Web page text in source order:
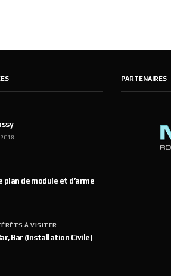
plan de module et d’arme
À VISITER
Bar (Installation Civile)
PARTENAIRES